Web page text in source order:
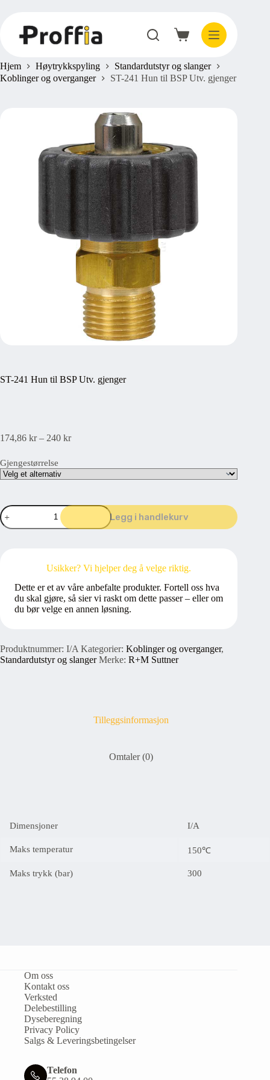
innholdet
Handlekurv
Hjem Høytrykkspyling
Standardutstyr og slanger
Koblinger og overganger
ST-241 Hun til BSP Utv. gjenger
ST-241 Hun til BSP Utv. gjenger
174,86 kr – 240 krPrisområde:
240 kr192 kr
Gjengestørrelse
ST-
241
Hun
Legg i handlekurv
Usikker? Vi hjelper deg å velge riktig.
Dette er et av våre anbefalte produkter. Fortell oss hva
du skal gjøre, så sier vi raskt om dette passer – eller om
du bør velge en annen løsning.
Produktnummer: I/A Kategorier: Koblinger og overganger,
Standardutstyr og slanger Merke: R+M Suttner
Tilleggsinformasjon
Omtaler (0)
Dimensjoner I/A
Maks temperatur 150℃
Maks trykk (bar) 300
Om oss
Kontakt oss
Verksted
Delebestilling
Dyseberegning
Privacy Policy
Salgs & Leveringsbetingelser
Telefon